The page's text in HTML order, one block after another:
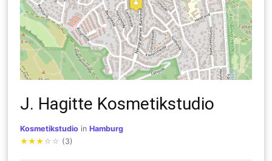
J. Hagitte Kosmetikstudio
Kosmetikstudio inHamburg
★★★ ☆ ☆ (3)